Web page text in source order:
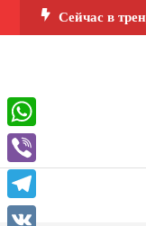
Перейти
к
Сейчас в
WhatsApp
Viber
Telegram